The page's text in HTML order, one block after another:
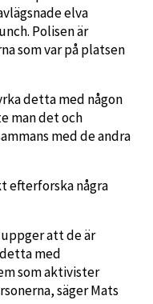
elva
Polisen är
som var på platsen
detta med någon
man det och
med de andra
efterforska några
att de är
med
som aktivister
säger Mats